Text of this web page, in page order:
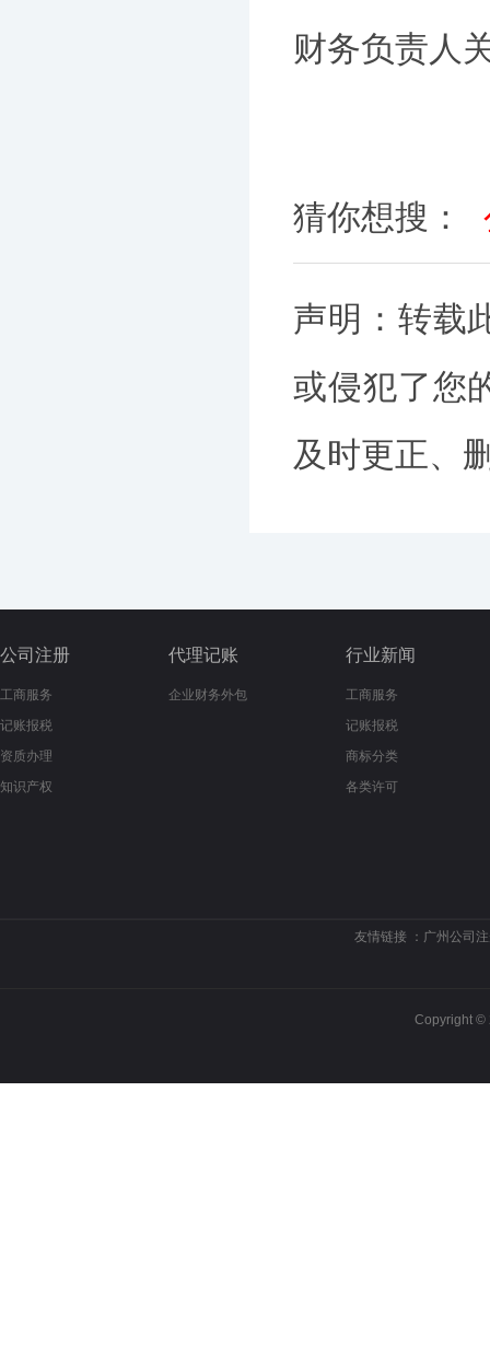
财务负责人
猜你想搜：
声明：转载
或侵犯了您
及时更正、
公司注册
工商服务
记账报税
资质办理
知识产权
代理记账
企业财务外包
行业新闻
工商服务
记账报税
商标分类
各类许可
友情链接 ： 广州公司
Copyright ©